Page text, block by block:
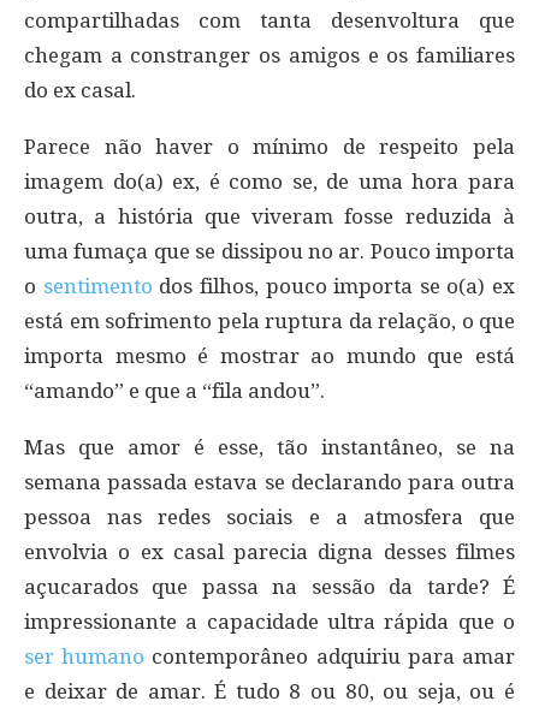
compartilhadas com tanta desenvoltura que
chegam a constranger os amigos e os familiares
do ex casal.
Parece não haver o mínimo de respeito pela
imagem do(a) ex, é como se, de uma hora para
outra, a história que viveram fosse reduzida à
uma fumaça que se dissipou no ar. Pouco importa
o sentimento dos filhos, pouco importa se o(a) ex
está em sofrimento pela ruptura da relação, o que
importa mesmo é mostrar ao mundo que está
“amando” e que a “fila andou”.
Mas que amor é esse, tão instantâneo, se na
semana passada estava se declarando para outra
pessoa nas redes sociais e a atmosfera que
envolvia o ex casal parecia digna desses filmes
açucarados que passa na sessão da tarde? É
impressionante a capacidade ultra rápida que o
ser humano contemporâneo adquiriu para amar
e deixar de amar. É tudo 8 ou 80, ou seja, ou é